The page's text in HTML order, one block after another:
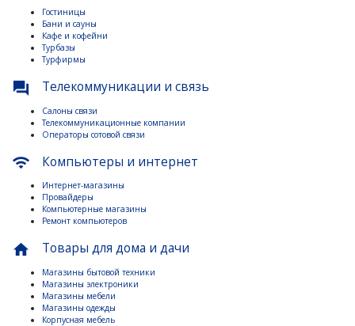
Гостиницы
Бани и сауны
Кафе и кофейни
Турбазы
Турфирмы
question_answer Телекоммуникации и связь
Салоны связи
Телекоммуникационные компании
Операторы сотовой связи
wifi Компьютеры и интернет
Интернет-магазины
Провайдеры
Компьютерные магазины
Ремонт компьютеров
home Товары для дома и дачи
Магазины бытовой техники
Магазины электроники
Магазины мебели
Магазины одежды
Корпусная мебель